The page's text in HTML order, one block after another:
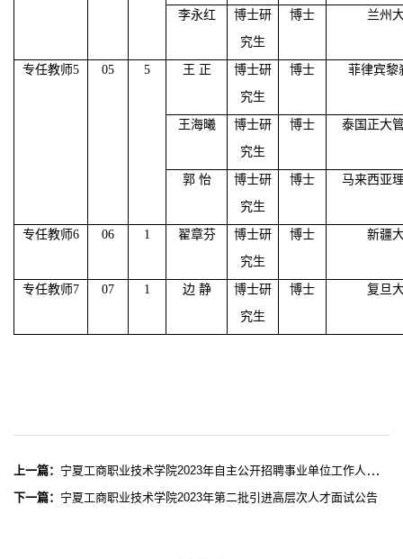
李永红
博士研
究生
博士 兰州
专任教师5 05 5 王 正
博士研
究生
博士 菲律宾黎
王海曦
博士研
究生
博士 泰国正大
郭 怡
博士研
究生
博士 马来西亚
专任教师6 06 1 翟章芬
博士研
究生
博士 新疆
专任教师7 07 1 边 静
博士研
究生
博士 复旦
上一篇： 宁夏工商职业技术学院2023年自主公开招聘事业单位工作人员拟聘用人员公示公告
下一篇： 宁夏工商职业技术学院2023年第二批引进高层次人才面试公告